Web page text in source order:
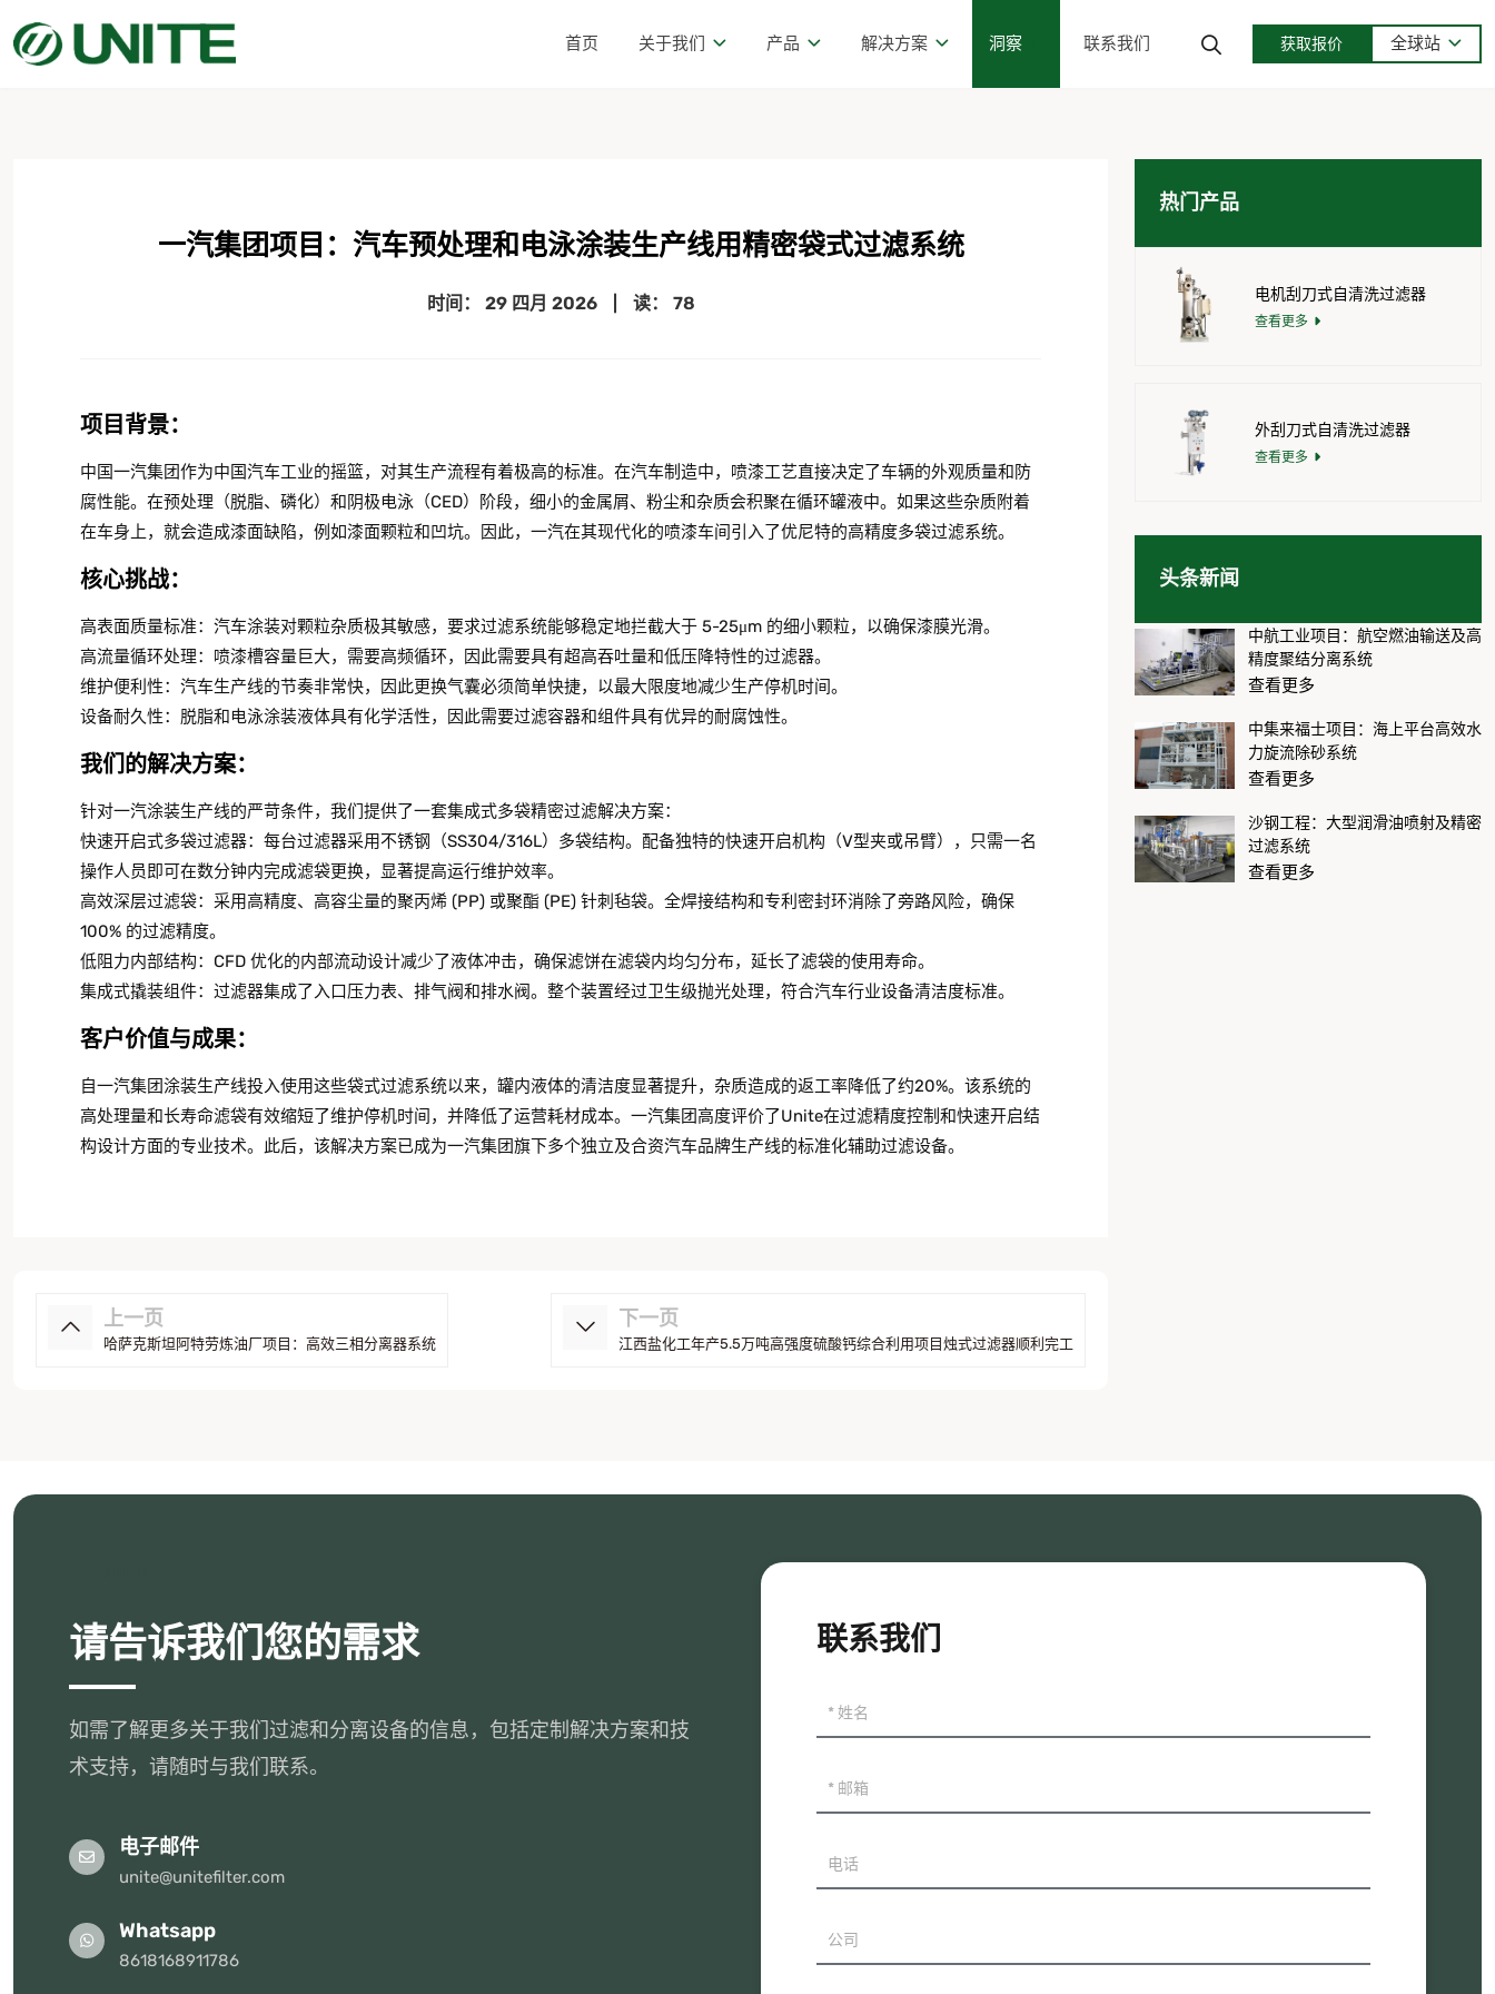
获取报价 全球站
首页 关于我们 产品 解决方案 洞察 联系我们
一汽集团项目：汽车预处理和电泳涂装生产线用精密袋式过滤系统
时间： 29 四月 2026 读： 78
项目背景：
中国一汽集团作为中国汽车工业的摇篮，对其生产流程有着极高的标准。在汽车制造中，喷漆工艺直接决定了车辆的外观质量和防
腐性能。在预处理（脱脂、磷化）和阴极电泳（CED）阶段，细小的金属屑、粉尘和杂质会积聚在循环罐液中。如果这些杂质附着
在车身上，就会造成漆面缺陷，例如漆面颗粒和凹坑。因此，一汽在其现代化的喷漆车间引入了优尼特的高精度多袋过滤系统。
核心挑战：
高表面质量标准：汽车涂装对颗粒杂质极其敏感，要求过滤系统能够稳定地拦截大于 5-25μm 的细小颗粒，以确保漆膜光滑。
高流量循环处理：喷漆槽容量巨大，需要高频循环，因此需要具有超高吞吐量和低压降特性的过滤器。
维护便利性：汽车生产线的节奏非常快，因此更换气囊必须简单快捷，以最大限度地减少生产停机时间。
设备耐久性：脱脂和电泳涂装液体具有化学活性，因此需要过滤容器和组件具有优异的耐腐蚀性。
我们的解决方案：
针对一汽涂装生产线的严苛条件，我们提供了一套集成式多袋精密过滤解决方案：
快速开启式多袋过滤器：每台过滤器采用不锈钢（SS304/316L）多袋结构。配备独特的快速开启机构（V型夹或吊臂），只需一名
操作人员即可在数分钟内完成滤袋更换，显著提高运行维护效率。
高效深层过滤袋：采用高精度、高容尘量的聚丙烯 (PP) 或聚酯 (PE) 针刺毡袋。全焊接结构和专利密封环消除了旁路风险，确保
100% 的过滤精度。
低阻力内部结构：CFD 优化的内部流动设计减少了液体冲击，确保滤饼在滤袋内均匀分布，延长了滤袋的使用寿命。
集成式撬装组件：过滤器集成了入口压力表、排气阀和排水阀。整个装置经过卫生级抛光处理，符合汽车行业设备清洁度标准。
客户价值与成果：
自一汽集团涂装生产线投入使用这些袋式过滤系统以来，罐内液体的清洁度显著提升，杂质造成的返工率降低了约20%。该系统的
高处理量和长寿命滤袋有效缩短了维护停机时间，并降低了运营耗材成本。一汽集团高度评价了Unite在过滤精度控制和快速开启结
构设计方面的专业技术。此后，该解决方案已成为一汽集团旗下多个独立及合资汽车品牌生产线的标准化辅助过滤设备。
上一页
哈萨克斯坦阿特劳炼油厂项目：高效三相分离器系统
下一页
江西盐化工年产5.5万吨高强度硫酸钙综合利用项目烛式过滤器顺利完工
热门产品
电机刮刀式自清洗过滤器
查看更多
外刮刀式自清洗过滤器
查看更多
头条新闻
中航工业项目：航空燃油输送及高
精度聚结分离系统
查看更多
中集来福士项目：海上平台高效水
力旋流除砂系统
查看更多
沙钢工程：大型润滑油喷射及精密
过滤系统
查看更多
请告诉我们您的需求
如需了解更多关于我们过滤和分离设备的信息，包括定制解决方案和技
术支持，请随时与我们联系。
电子邮件
unite@unitefilter.com
Whatsapp
8618168911786
联系我们